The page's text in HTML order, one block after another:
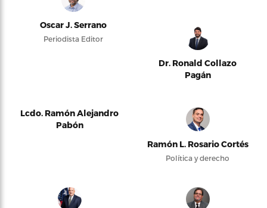
Oscar J. Serrano
Periodista Editor
Dr. Ronald Collazo
Pagán
Lcdo. Ramón Alejandro
Pabón
Ramón L. Rosario Cortés
Política y derecho